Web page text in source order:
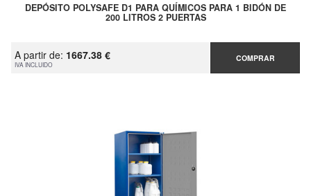
DEPÓSITO POLYSAFE D1 PARA QUÍMICOS PARA 1 BIDÓN DE
200 LITROS 2 PUERTAS
A partir de: 1667.38 €
IVA INCLUIDO
COMPRAR